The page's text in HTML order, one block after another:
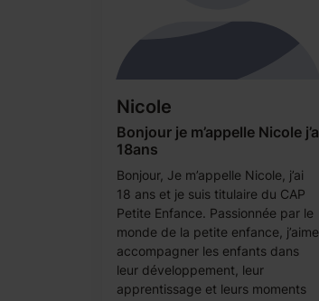
Nicole
Bonjour je m’appelle Nicole j’a
18ans
Bonjour, Je m’appelle Nicole, j’ai
18 ans et je suis titulaire du CAP
Petite Enfance. Passionnée par le
monde de la petite enfance, j’aime
accompagner les enfants dans
leur développement, leur
apprentissage et leurs moments